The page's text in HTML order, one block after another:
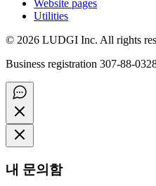
Website pages
Utilities
© 2026 LUDGI Inc. All rights
Business registration 307-88-
내 문의함